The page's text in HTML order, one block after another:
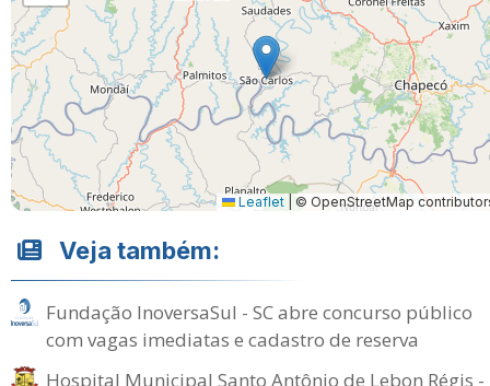
Leaflet © OpenStreetMap
Veja também:
Fundação InoversaSul - SC abre concurso público
com vagas imediatas e cadastro de reserva
Hospital Municipal Santo Antônio de Lebon Régis -